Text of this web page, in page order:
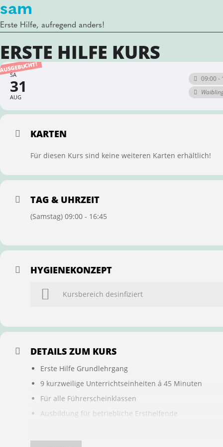
sam
Erste Hilfe, aufregend anders!
ERSTE HILFE KURS
SA
31
AUG
09:00 -
KARTEN
Für diesen Kurs sind keine weiteren Karten erhältlich!
TAG & UHRZEIT
(Samstag) 09:00 - 16:45
HYGIENEKONZEPT
Kursbereich desinfiziert
DETAILS ZUM KURS
Erste Hilfe Grundlehrgang
9 kurzweilige Unterrichtseinheiten á 45 Minuten
Für alle Führerscheinklassen
Ausbildung für betriebliche Ersthelfende